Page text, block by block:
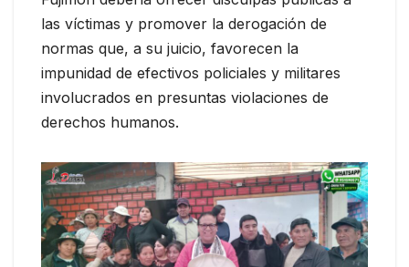
las víctimas y promover la derogación de
normas que, a su juicio, favorecen la
impunidad de efectivos policiales y militares
involucrados en presuntas violaciones de
derechos humanos.